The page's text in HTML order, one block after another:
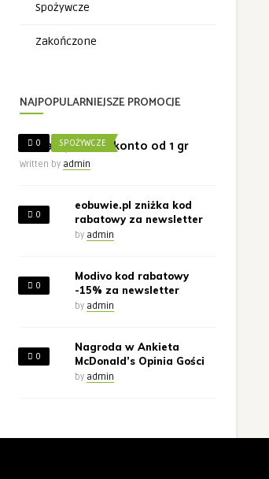
Spożywcze
Zakończone
NAJPOPULARNIEJSZE PROMOCJE
0 SPOŻYWCZE
Żabka wpłata na konto od 1 gr
Written by admin
0
eobuwie.pl zniżka kod
rabatowy za newsletter
by admin
0
Modivo kod rabatowy
-15% za newsletter
by admin
0
Nagroda w Ankieta
McDonald’s Opinia Gości
by admin